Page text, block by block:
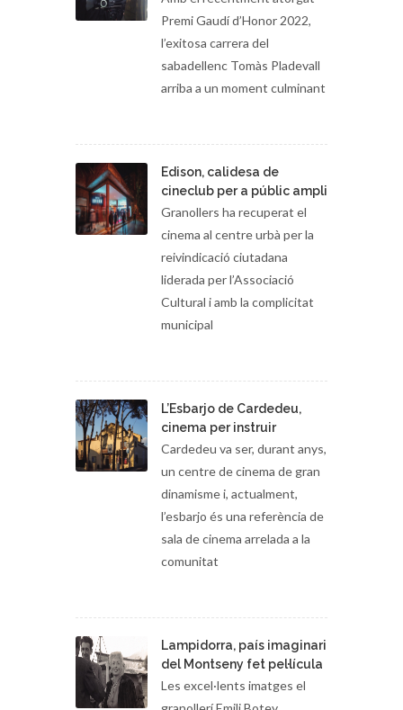
Premi Gaudí d’Honor 2022,
l’exitosa carrera del
sabadellenc Tomàs Pladevall
arriba a un moment culminant
Edison, calidesa de
cineclub per a públic ampli
Granollers ha recuperat el
cinema al centre urbà per la
reivindicació ciutadana
liderada per l’Associació
Cultural i amb la complicitat
municipal
L’Esbarjo de Cardedeu,
cinema per instruir
Cardedeu va ser, durant anys,
un centre de cinema de gran
dinamisme i, actualment,
l’esbarjo és una referència de
sala de cinema arrelada a la
comunitat
Lampidorra, país imaginari
del Montseny fet pel·lícula
Les excel·lents imatges el